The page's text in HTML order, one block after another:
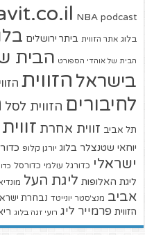
NBA podcast
בלוג אתר הזווית ביתר ירושלים
הבית של אוהדי הספורט הבית
בישראל הזווית
לחיבורים הזווית לסל
תל אביב זווית אחרת
יוחאי שטנצלר בלוג יורגן קלופ
ישראלי כדורגל עולמי כדורסל
ליגת האלופות ליגת העל מונדיאל
אביב מנצ'סטר יונייטד נבחרת
הזווית פרמייר ליג רועי זגה בלוג